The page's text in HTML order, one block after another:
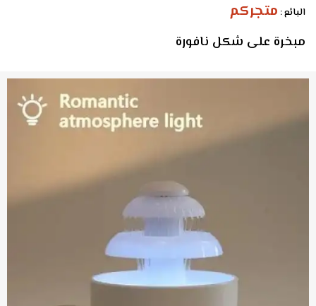
البائع : متجركم
مبخرة على شكل نافورة